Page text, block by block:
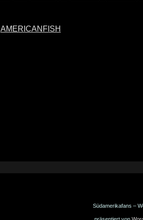
AMERICANFISH
Südamerikafans –